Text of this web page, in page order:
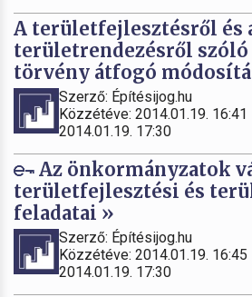
A területfejlesztésről és
területrendezésről szóló
törvény átfogó
Szerző: Építésijog.hu
Közzétéve: 2014.01.19.
2014.01.19. 17:30
Az önkormányzatok
területfejlesztési és
feladatai »
Szerző: Építésijog.hu
Közzétéve: 2014.01.19.
2014.01.19. 17:30